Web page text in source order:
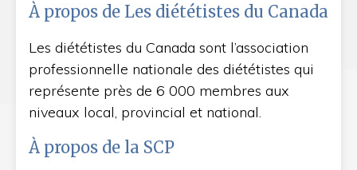
À propos de Les diététistes du Canada
Les diététistes du Canada sont l’association
professionnelle nationale des diététistes qui
représente près de 6 000 membres aux
niveaux local, provincial et national.
À propos de la SCP